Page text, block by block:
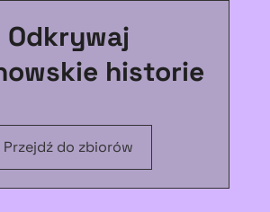
Odkrywaj
historie
Przejdź do zbiorów